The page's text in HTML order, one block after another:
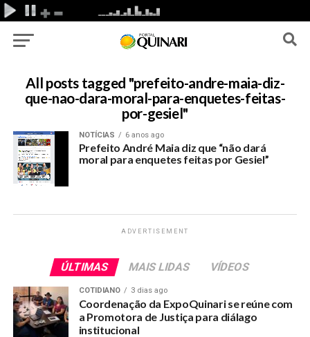
All posts tagged "prefeito-andre-maia-diz-
que-nao-dara-moral-para-enquetes-feitas-
por-gesiel"
NOTÍCIAS 6 anos ago
Prefeito André Maia diz que “não dará
moral para enquetes feitas por Gesiel”
ADVERTISEMENT
ÚLTIMAS MAIS LIDAS VÍDEOS
COTIDIANO 3 dias ago
Coordenação da ExpoQuinari se reúne com
a Promotora de Justiça para diálago
institucional